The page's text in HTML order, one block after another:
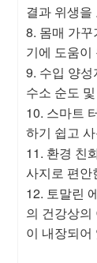
결과 위생을
8. 몸매 가
기에 도움이
9. 수입 양
수소 순도
10. 스마트
하기 쉽고
11. 환경 친
사지로 편안
12. 토말린
의 건강상의
이 내장되어